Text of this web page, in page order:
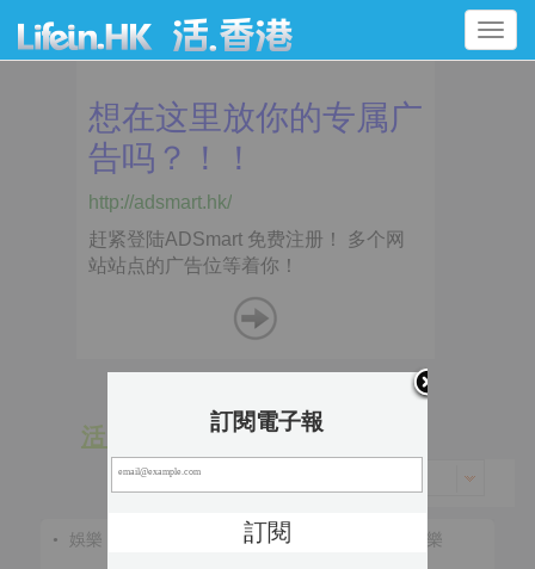
Toggle
navigation
活 動
• 娛樂 • 節慶 音樂
訂閱電子報